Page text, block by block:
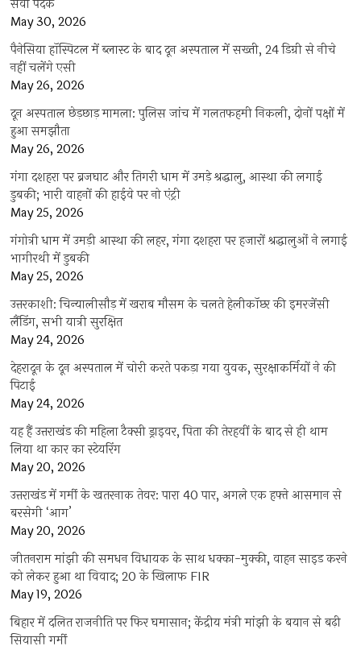
सेवा पदक’
May 30, 2026
पैनेसिया हॉस्पिटल में ब्लास्ट के बाद दून अस्पताल में सख्ती, 24 डिग्री से नीचे
नहीं चलेंगे एसी
May 26, 2026
दून अस्पताल छेड़छाड़ मामला: पुलिस जांच में गलतफहमी निकली, दोनों पक्षों में
हुआ समझौता
May 26, 2026
गंगा दशहरा पर ब्रजघाट और तिगरी धाम में उमड़े श्रद्धालु, आस्था की लगाई
डुबकी; भारी वाहनों की हाईवे पर नो एंट्री
May 25, 2026
गंगोत्री धाम में उमड़ी आस्था की लहर, गंगा दशहरा पर हजारों श्रद्धालुओं ने लगाई
भागीरथी में डुबकी
May 25, 2026
उत्तरकाशी: चिन्यालीसौड़ में खराब मौसम के चलते हेलीकॉप्टर की इमरजेंसी
लैंडिंग, सभी यात्री सुरक्षित
May 24, 2026
देहरादून के दून अस्पताल में चोरी करते पकड़ा गया युवक, सुरक्षाकर्मियों ने की
पिटाई
May 24, 2026
यह हैं उत्तराखंड की महिला टैक्सी ड्राइवर, पिता की तेरहवीं के बाद से ही थाम
लिया था कार का स्टेयरिंग
May 20, 2026
उत्तराखंड में गर्मी के खतरनाक तेवर: पारा 40 पार, अगले एक हफ्ते आसमान से
बरसेगी ‘आग’
May 20, 2026
जीतनराम मांझी की समधन विधायक के साथ धक्का-मुक्की, वाहन साइड करने
को लेकर हुआ था विवाद; 20 के खिलाफ FIR
May 19, 2026
बिहार में दलित राजनीति पर फिर घमासान; केंद्रीय मंत्री मांझी के बयान से बढ़ी
सियासी गर्मी